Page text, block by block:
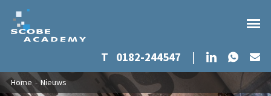
Overslaan en naar de inhoud gaan
T 0182-244547 | LinkedIn
U bent hier
Home - Nieuws